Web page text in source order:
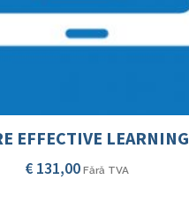
EFFECTIVE LEARNING
€ 131,00 Fără TVA